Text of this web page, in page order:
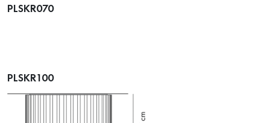
PLSKR070
PLSKR100